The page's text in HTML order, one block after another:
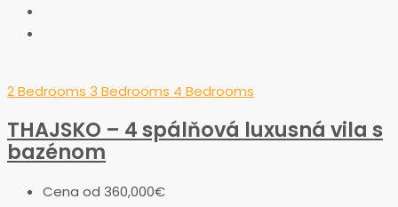
2 Bedrooms 3 Bedrooms 4 Bedrooms
THAJSKO – 4 spálňová luxusná vila s
bazénom
Cena od 360,000€